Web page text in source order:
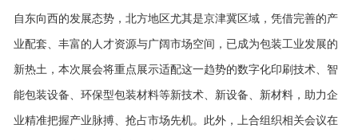
自东向西的发展态势，北方地区尤其是京津冀区域，凭借完善的产
业配套、丰富的人才资源与广阔市场空间，已成为包装工业发展的
新热土，本次展会将重点展示适配这一趋势的数字化印刷技术、智
能包装设备、环保型包装材料等新技术、新设备、新材料，助力企
业精准把握产业脉搏、抢占市场先机。此外，上合组织相关会议在